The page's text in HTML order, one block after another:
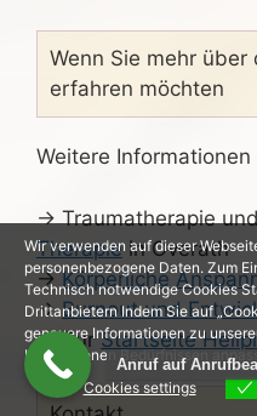
Wenn Sie mehr
erfahren möchten
Weitere
→ Traumatherapie
Therapiein Overath
→Körperliche
→Burnout und
→ ZurStartseite
Wir verwenden auf dieser
personenbezogene Daten. Zum
Technisch notwendige Cookies
Drittanbietern Indem Sie auf
genauere Informationen zu
Ihren eigenen Bedürfnissen
Cookies settings
Anruf auf